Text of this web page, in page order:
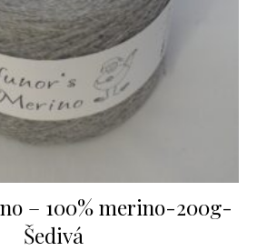
– 100% merino-200g-
Šedivá